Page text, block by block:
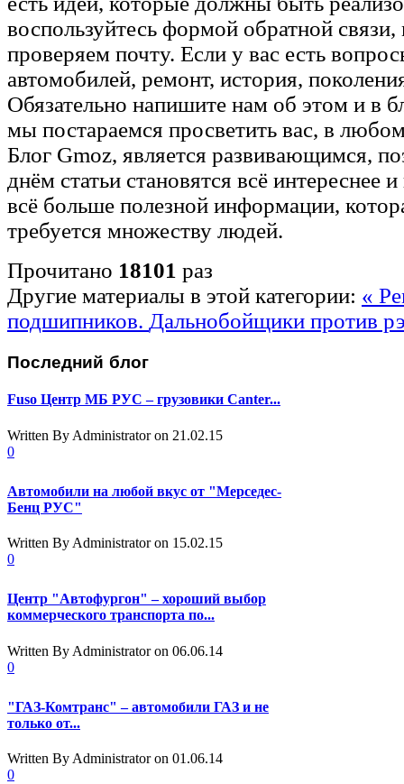
воспользуйтесь формой обратной
проверяем почту. Если у вас есть
автомобилей, ремонт, история,
Обязательно напишите нам об этом и в
мы постараемся просветить вас, в
Блог Gmoz, является развивающимся,
днём статьи становятся всё интереснее
всё больше полезной информации,
требуется множеству людей.
Прочитано 18101 раз
Другие материалы в этой категории: «
подшипников. Дальнобойщики против
Последний блог
Fuso Центр МБ РУС – грузовики Canter...
Written By Administrator on 21.02.15
0
Автомобили на любой вкус от "Мерседес-
Бенц РУС"
Written By Administrator on 15.02.15
0
Центр "Автофургон" – хороший выбор
коммерческого транспорта по...
Written By Administrator on 06.06.14
0
"ГАЗ-Комтранс" – автомобили ГАЗ и не
только от...
Written By Administrator on 01.06.14
0